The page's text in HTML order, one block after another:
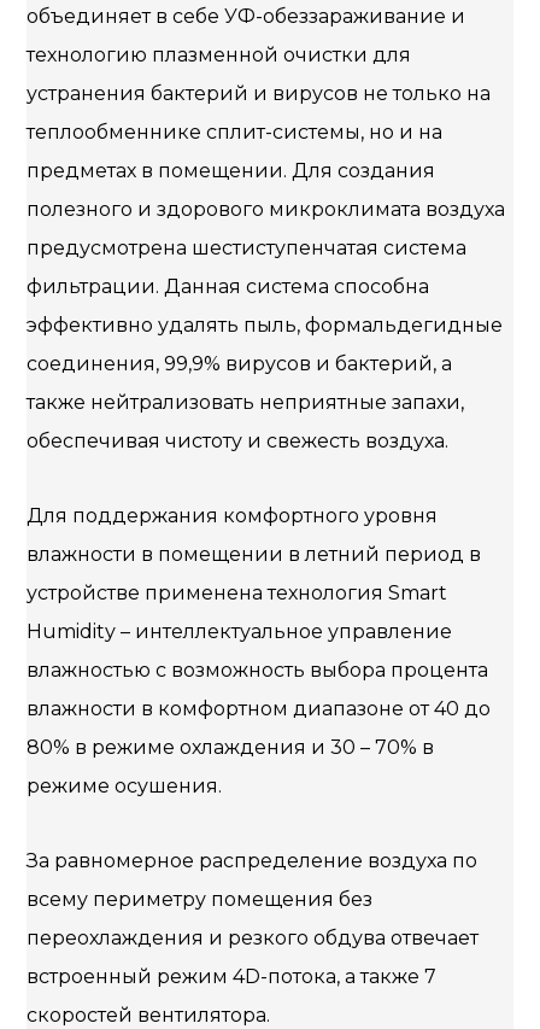
объединяет в себе УФ-обеззараживание и
технологию плазменной очистки для
устранения бактерий и вирусов не только на
теплообменнике сплит-системы, но и на
предметах в помещении. Для создания
полезного и здорового микроклимата воздуха
предусмотрена шестиступенчатая система
фильтрации. Данная система способна
эффективно удалять пыль, формальдегидные
соединения, 99,9% вирусов и бактерий, а
также нейтрализовать неприятные запахи,
обеспечивая чистоту и свежесть воздуха.
Для поддержания комфортного уровня
влажности в помещении в летний период в
устройстве применена технология Smart
Humiditу – интеллектуальное управление
влажностью с возможность выбора процента
влажности в комфортном диапазоне от 40 до
80% в режиме охлаждения и 30 – 70% в
режиме осушения.
За равномерное распределение воздуха по
всему периметру помещения без
переохлаждения и резкого обдува отвечает
встроенный режим 4D-потока, а также 7
скоростей вентилятора.